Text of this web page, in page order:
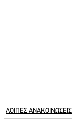
ΛΟΙΠΕΣ ΑΝΑΚΟΙΝΩΣΕΙΣ